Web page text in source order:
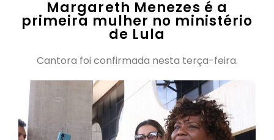
Margareth Menezes é a
primeira mulher no ministério
de Lula
Cantora foi confirmada nesta terça-feira.